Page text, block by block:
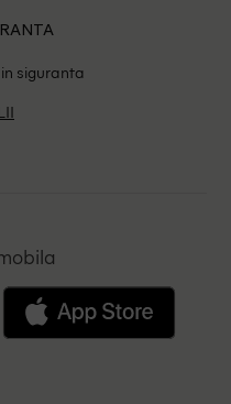
siguranta